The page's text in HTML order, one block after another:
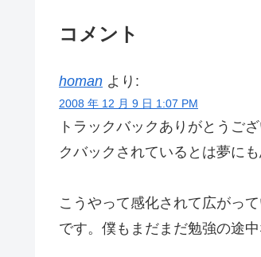
コメント
homan より:
2008 年 12 月 9 日 1:07 PM
トラックバックありがとうご
クバックされているとは夢に
こうやって感化されて広がっ
です。僕もまだまだ勉強の途